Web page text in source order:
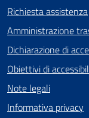
Richiesta assistenza
Amministrazione
Dichiarazione di
Obiettivi di
Note legali
Informativa privacy